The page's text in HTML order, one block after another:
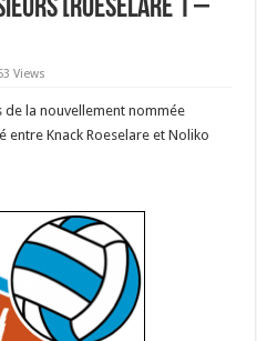
[Roeselare 1 –
Views
de la nouvellement nommée
entre Knack Roeselare et Noliko